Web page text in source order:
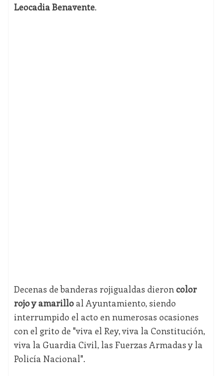
Leocadia Benavente.
Decenas de banderas rojigualdas dieron color
rojo y amarilloal Ayuntamiento, siendo
interrumpido el acto en numerosas ocasiones
con el grito de "viva el Rey, viva la Constitución,
viva la Guardia Civil, las Fuerzas Armadas y la
Policía Nacional".